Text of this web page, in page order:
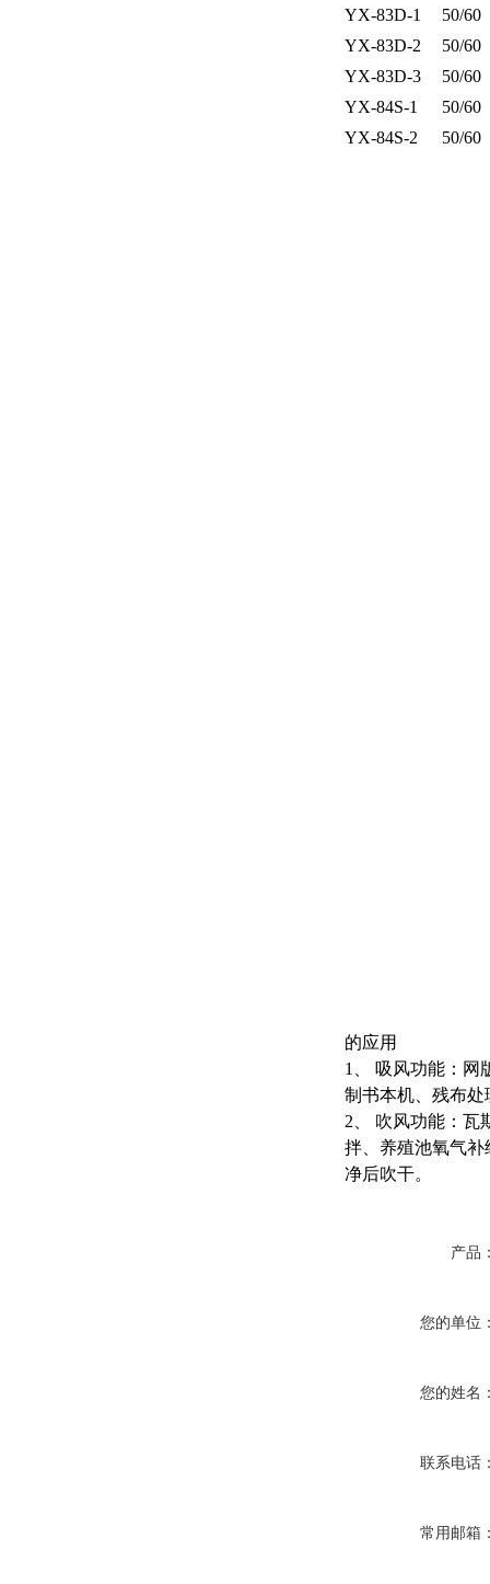
YX-83D-1
50/60
YX-83D-2
50/60
YX-83D-3
50/60
YX-84S-1
50/60
YX-84S-2
50/60
的应用
1、 吸风功能：网
制书本机、残布
2、 吹风功能：瓦
拌、养殖池氧气
净后吹干。
产品
您的单位
您的姓名
联系电话
常用邮箱